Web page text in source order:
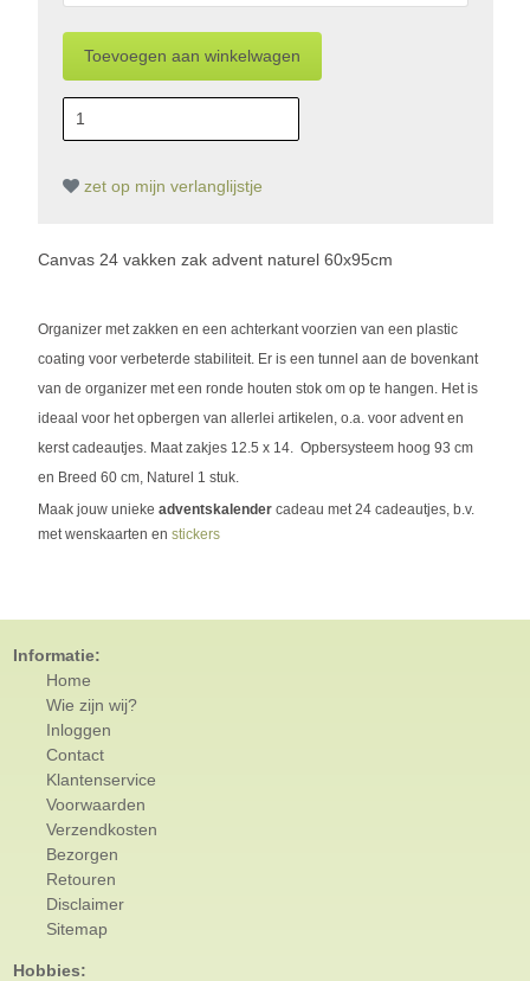
zet op mijn verlanglijstje
Canvas 24 vakken zak advent naturel 60x95cm
Organizer met zakken en een achterkant voorzien van een plastic
coating voor verbeterde stabiliteit. Er is een tunnel aan de bovenkant
van de organizer met een ronde houten stok om op te hangen. Het is
ideaal voor het opbergen van allerlei artikelen, o.a. voor advent en
kerst cadeautjes. Maat zakjes 12.5 x 14. Opbersysteem hoog 93 cm
en Breed 60 cm, Naturel 1 stuk.
Maak jouw unieke adventskalender cadeau met 24 cadeautjes, b.v.
met wenskaarten en stickers
Informatie:
Home
Wie zijn wij?
Inloggen
Contact
Klantenservice
Voorwaarden
Verzendkosten
Bezorgen
Retouren
Disclaimer
Sitemap
Hobbies: